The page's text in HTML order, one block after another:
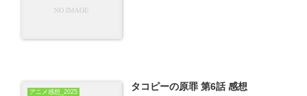
アニメ感想_2025 タコピーの原罪 第6話 感想